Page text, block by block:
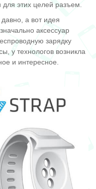
для этих целей разъем.
а вот идея
аксессуар
зарядку
у технологов возникла
и интересное.